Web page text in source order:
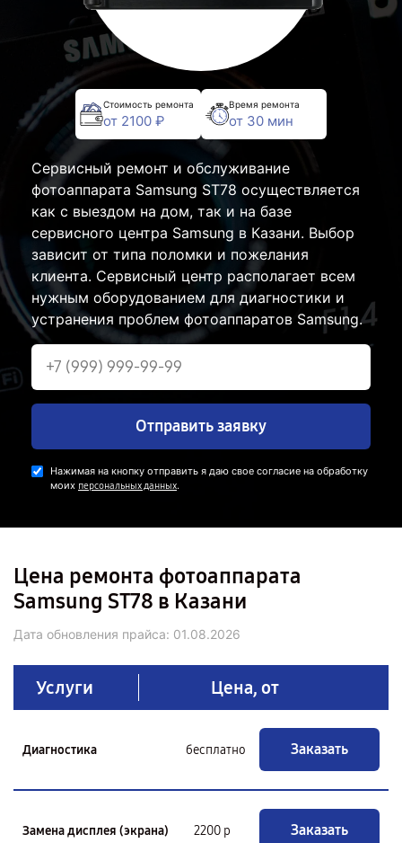
Стоимость ремонта
от 2100 ₽
Время ремонта
от 30 мин
Сервисный ремонт и обслуживание
фотоаппарата Samsung ST78 осуществляется
как с выездом на дом, так и на базе
сервисного центра Samsung в Казани. Выбор
зависит от типа поломки и пожелания
клиента. Сервисный центр располагает всем
нужным оборудованием для диагностики и
устранения проблем фотоаппаратов Samsung.
Отправить заявку
Нажимая на кнопку отправить я даю свое согласие на обработку
моих персональных данных.
Цена ремонта фотоаппарата
Samsung ST78 в Казани
Дата обновления прайса: 01.08.2026
Услуги Цена, от
Диагностика бесплатно Заказать
Замена дисплея (экрана) 2200 р Заказать